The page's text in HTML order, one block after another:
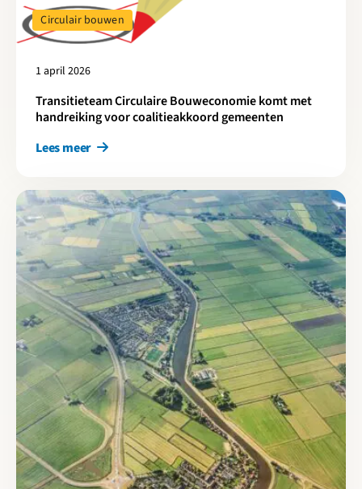
1 april 2026
Transitieteam Circulaire Bouweconomie komt met
handreiking voor coalitieakkoord gemeenten
Circulair bouwen
Lees meer
Lees meer over Cirkelstad Infra: benut wat er al is